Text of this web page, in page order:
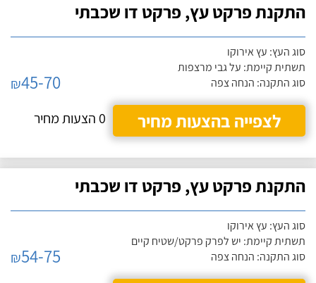
התקנת פרקט עץ, פרקט דו שכבתי
סוג העץ: עץ אירוקו
תשתית קיימת: על גבי מרצפות
סוג התקנה: הנחה צפה
₪45-70
לצפייה בהצעות מחיר
0 הצעות מחיר
התקנת פרקט עץ, פרקט דו שכבתי
סוג העץ: עץ אירוקו
תשתית קיימת: יש לפרק פרקט/שטיח קיים
סוג התקנה: הנחה צפה
₪54-75